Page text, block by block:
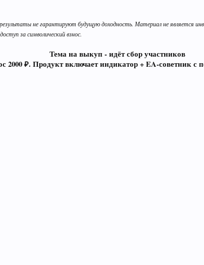
не гарантируют будущую доходность. Материал не является
за символический взнос.
Тема на выкуп - идёт сбор участников
2000 ₽. Продукт включает индикатор + EA-советник с